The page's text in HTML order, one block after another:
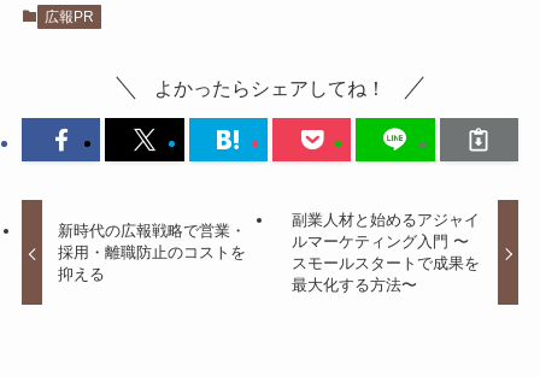
広報PR
よかったらシェアしてね！
新時代の広報戦略で営業・
採用・離職防止のコストを
抑える
副業人材と始めるアジャイ
ルマーケティング入門 〜
スモールスタートで成果を
最大化する方法〜